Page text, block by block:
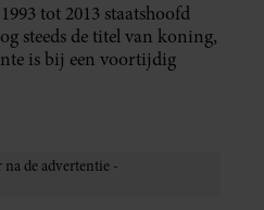
tot 2013 staatshoofd
steeds de titel van koning,
is bij een voortijdig